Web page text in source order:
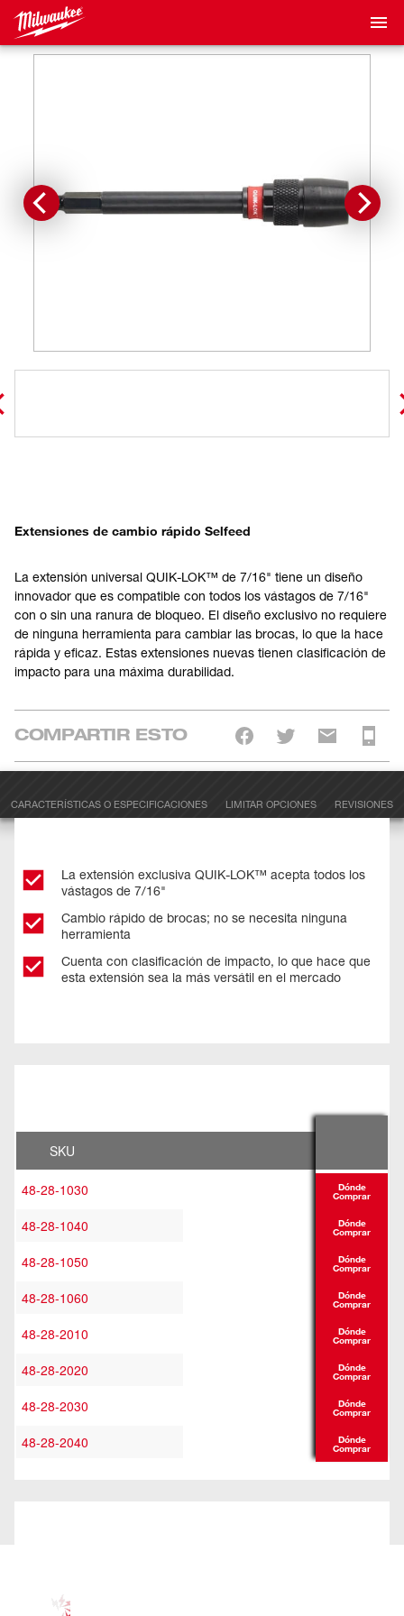
Extensiones de cambio rápido Selfeed
La extensión universal QUIK-LOK™ de 7/16" tiene un diseño
innovador que es compatible con todos los vástagos de 7/16"
con o sin una ranura de bloqueo. El diseño exclusivo no requiere
de ninguna herramienta para cambiar las brocas, lo que la hace
rápida y eficaz. Estas extensiones nuevas tienen clasificación de
impacto para una máxima durabilidad.
COMPARTIR ESTO
CARACTERÍSTICAS O ESPECIFICACIONES LIMITAR OPCIONES REVISIONES
La extensión exclusiva QUIK-LOK™ acepta todos los
vástagos de 7/16"
Cambio rápido de brocas; no se necesita ninguna
herramienta
Cuenta con clasificación de impacto, lo que hace que
esta extensión sea la más versátil en el mercado
SKU
48-28-1030
48-28-1040
48-28-1050
48-28-1060
48-28-2010
48-28-2020
48-28-2030
48-28-2040
Dónde
Comprar
Dónde
Comprar
Dónde
Comprar
Dónde
Comprar
Dónde
Comprar
Dónde
Comprar
Dónde
Comprar
Dónde
Comprar